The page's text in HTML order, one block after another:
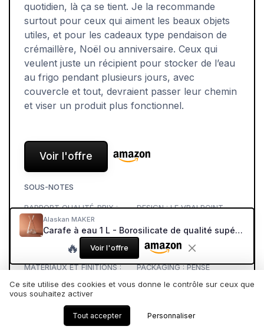
quotidien, là ça se tient. Je la recommande
surtout pour ceux qui aiment les beaux objets
utiles, et pour les cadeaux type pendaison de
crémaillère, Noël ou anniversaire. Ceux qui
veulent juste un récipient pour stocker de l’eau
au frigo pendant plusieurs jours, avec
couvercle et tout, devraient passer leur chemin
et viser un produit plus fonctionnel.
Voir l'offre
SOUS-NOTES
RAPPORT QUALITÉ-PRIX :
ON PAIE SURTOUT LE
DESIGN
DESIGN : LE VRAI POINT
COMPROMIS
★★★★★
★★★★★
MATÉRIAUX ET FINITIONS :
RASSURE
★★★★★
★★★★★
PACKAGING : PENSÉ
OFFERT
DURABILITÉ ET ENTRETIEN :
Alaskan MAKER
Carafe à eau 1 L - Borosilicate de qualité supérieure soufflés artisanalement avec les montagnes en relief - TOPOGRAPHIC (Mont Blanc)
🔥 Voir l'offre
Ce site utilise des cookies et vous donne le contrôle sur ceux que
vous souhaitez activer
Tout accepter Personnaliser